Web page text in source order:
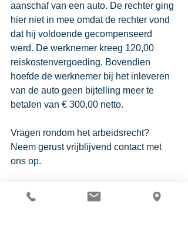
aanschaf van een auto. De rechter ging
hier niet in mee omdat de rechter vond
dat hij voldoende gecompenseerd
werd. De werknemer kreeg 120,00
reiskostenvergoeding. Bovendien
hoefde de werknemer bij het inleveren
van de auto geen bijtelling meer te
betalen van € 300,00 netto.
Vragen rondom het arbeidsrecht?
Neem gerust vrijblijvend contact met
ons op.